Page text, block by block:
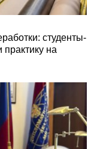
студенты-
на